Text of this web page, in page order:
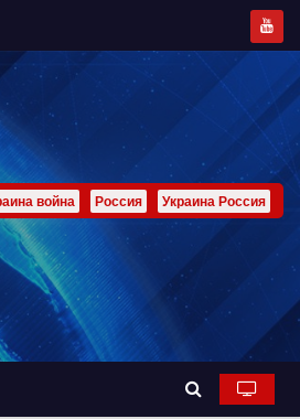
война Россия Украина Россия